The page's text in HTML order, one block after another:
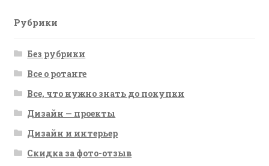
Рубрики
Без рубрики
Все о ротанге
Все, что нужно знать до покупки
Дизайн — проекты
Дизайн и интерьер
Скидка за фото-отзыв